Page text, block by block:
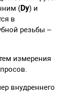
(Dу) и
в
резьбы –
измерения
внудреннего